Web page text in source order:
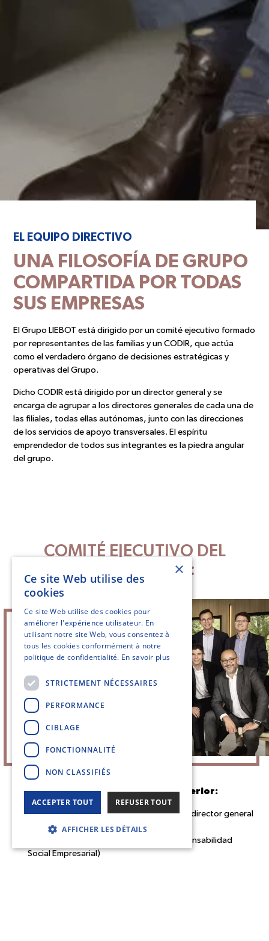
EL EQUIPO DIRECTIVO
UNA FILOSOFÍA DE GRUPO
COMPARTIDA POR TODAS
SUS EMPRESAS
El Grupo LIEBOT está dirigido por un comité ejecutivo formado
por representantes de las familias y un CODIR, que actúa
como el verdadero órgano de decisiones estratégicas y
operativas del Grupo.
Dicho CODIR está dirigido por un director general y se
encarga de agrupar a los directores generales de cada una de
las filiales, todas ellas autónomas, junto con las direcciones
de los servicios de apoyo transversales. El espíritu
emprendedor de todos sus integrantes es la piedra angular
del grupo.
COMITÉ EJECUTIVO DEL
GRUPO LIEBOT:
De izquierda a derecha, en la fila superior:
Christian CHEVREL, director de compras y director general
de actividades previas
Christophe KLOTZ, director de RSE (Responsabilidad
Social Empresarial)
×
Ce site Web utilise des
cookies
Ce site Web utilise des cookies pour
améliorer l'expérience utilisateur. En
utilisant notre site Web, vous consentez à
tous les cookies conformément à notre
politique de confidentialité. En savoir plus
STRICTEMENT NÉCESSAIRES
PERFORMANCE
CIBLAGE
FONCTIONNALITÉ
NON CLASSIFIÉS
ACCEPTER TOUT REFUSER TOUT
AFFICHER LES DÉTAILS